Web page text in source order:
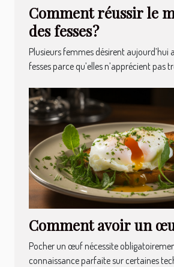
Comment réussir le
des fesses ?
Plusieurs femmes désirent aujourd’hui
fesses parce qu’elles n’apprécient pas
Comment avoir un
Pocher un œuf nécessite
connaissance parfaite sur certaines